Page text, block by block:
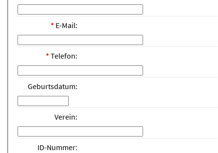
* E-Mail:
* Telefon:
Geburtsdatum:
Verein:
ID-Nummer: